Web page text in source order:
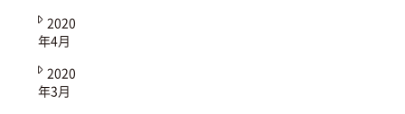
2020
年4月
2020
年3月